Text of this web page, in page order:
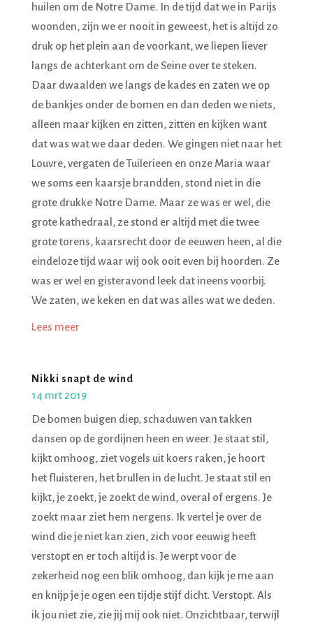
huilen om de Notre Dame. In de tijd dat we in Parijs
woonden, zijn we er nooit in geweest, het is altijd zo
druk op het plein aan de voorkant, we liepen liever
langs de achterkant om de Seine over te steken.
Daar dwaalden we langs de kades en zaten we op
de bankjes onder de bomen en dan deden we niets,
alleen maar kijken en zitten, zitten en kijken want
dat was wat we daar deden. We gingen niet naar het
Louvre, vergaten de Tuilerieen en onze Maria waar
we soms een kaarsje brandden, stond niet in die
grote drukke Notre Dame. Maar ze was er wel, die
grote kathedraal, ze stond er altijd met die twee
grote torens, kaarsrecht door de eeuwen heen, al die
eindeloze tijd waar wij ook ooit even bij hoorden. Ze
was er wel en gisteravond leek dat ineens voorbij.
We zaten, we keken en dat was alles wat we deden.
Lees meer
Nikki snapt de wind
14 mrt 2019
De bomen buigen diep, schaduwen van takken
dansen op de gordijnen heen en weer. Je staat stil,
kijkt omhoog, ziet vogels uit koers raken, je hoort
het fluisteren, het brullen in de lucht. Je staat stil en
kijkt, je zoekt, je zoekt de wind, overal of ergens. Je
zoekt maar ziet hem nergens. Ik vertel je over de
wind die je niet kan zien, zich voor eeuwig heeft
verstopt en er toch altijd is. Je werpt voor de
zekerheid nog een blik omhoog, dan kijk je me aan
en knijp je je ogen een tijdje stijf dicht. Verstopt. Als
ik jou niet zie, zie jij mij ook niet. Onzichtbaar, terwijl